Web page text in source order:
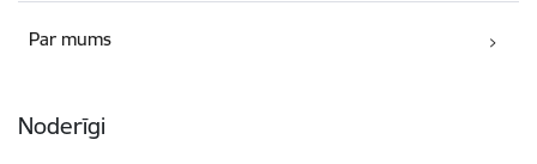
Par mums
Noderīgi